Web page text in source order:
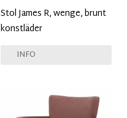
Stol James R, wenge, brunt
konstläder
INFO